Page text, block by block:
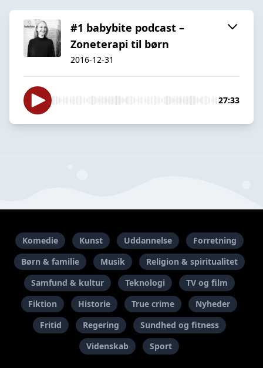
#1 babybite podcast –
Zoneterapi til børn
2016-12-31
27:33
Komedie Kunst Uddannelse
Forretning
Børn & familie
Musik
Religion & spiritualitet
Samfund & kultur
Teknologi
TV og film
Fiktion
Historie True crime
Nyheder
Fritid
Regering
Sundhed og fitness
Videnskab
Sport